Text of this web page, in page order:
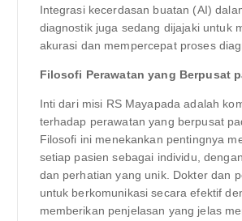
Integrasi kecerdasan buatan (AI)
diagnostik juga sedang dijajaki untuk
akurasi dan mempercepat proses
Filosofi Perawatan yang Berpusat
Inti dari misi RS Mayapada adalah
terhadap perawatan yang berpusat
Filosofi ini menekankan pentingnya
setiap pasien sebagai individu,
dan perhatian yang unik. Dokter dan
untuk berkomunikasi secara efektif
memberikan penjelasan yang jelas